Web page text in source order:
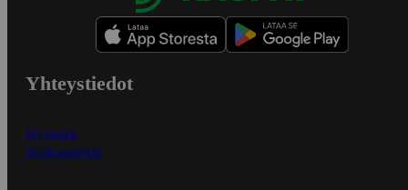
Yhteystiedot
Myymälät
Asiakaspalvelu